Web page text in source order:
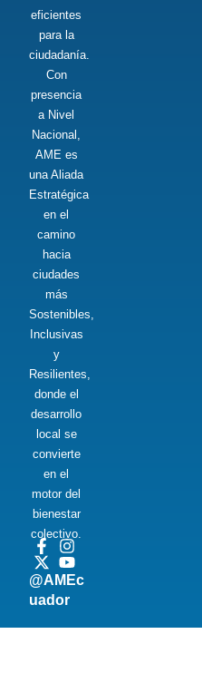
eficientes
para la
ciudadanía.
Con
presencia
a Nivel
Nacional,
AME es
una Aliada
Estratégica
en el
camino
hacia
ciudades
más
Sostenibles,
Inclusivas
y
Resilientes,
donde el
desarrollo
local se
convierte
en el
motor del
bienestar
colectivo.
@AMEc
uador